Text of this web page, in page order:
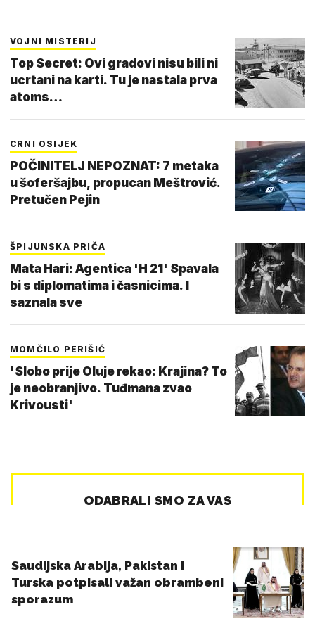
VOJNI MISTERIJ
Top Secret: Ovi gradovi nisu bili ni
ucrtani na karti. Tu je nastala prva
atoms…
CRNI OSIJEK
POČINITELJ NEPOZNAT: 7 metaka
u šoferšajbu, propucan Meštrović.
Pretučen Pejin
ŠPIJUNSKA PRIČA
Mata Hari: Agentica 'H 21' Spavala
bi s diplomatima i časnicima. I
saznala sve
MOMČILO PERIŠIĆ
'Slobo prije Oluje rekao: Krajina? To
je neobranjivo. Tuđmana zvao
Krivousti'